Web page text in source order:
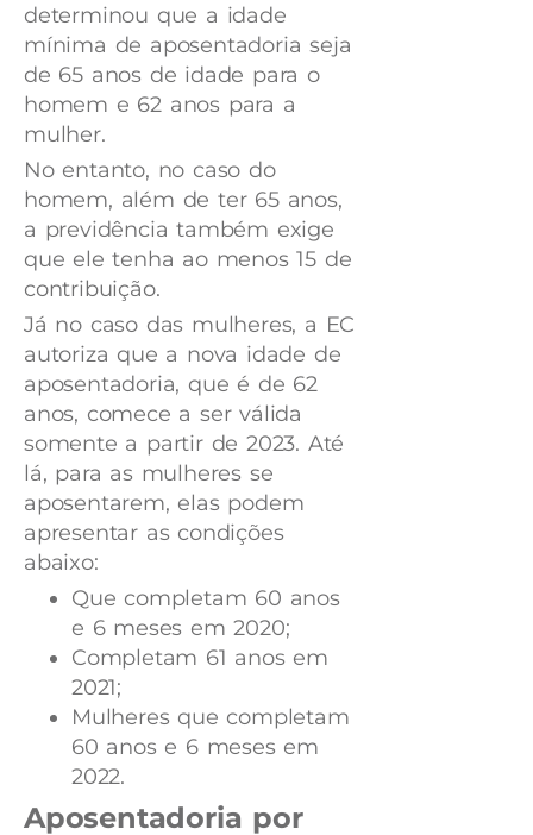
determinou que a idade
mínima de aposentadoria seja
de 65 anos de idade para o
homem e 62 anos para a
mulher.
No entanto, no caso do
homem, além de ter 65 anos,
a previdência também exige
que ele tenha ao menos 15 de
contribuição.
Já no caso das mulheres, a EC
autoriza que a nova idade de
aposentadoria, que é de 62
anos, comece a ser válida
somente a partir de 2023. Até
lá, para as mulheres se
aposentarem, elas podem
apresentar as condições
abaixo:
Que completam 60 anos
e 6 meses em 2020;
Completam 61 anos em
2021;
Mulheres que completam
60 anos e 6 meses em
2022.
Aposentadoria por